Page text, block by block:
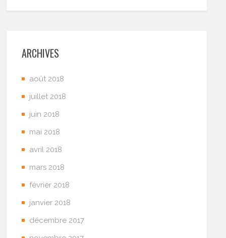
ARCHIVES
août 2018
juillet 2018
juin 2018
mai 2018
avril 2018
mars 2018
février 2018
janvier 2018
décembre 2017